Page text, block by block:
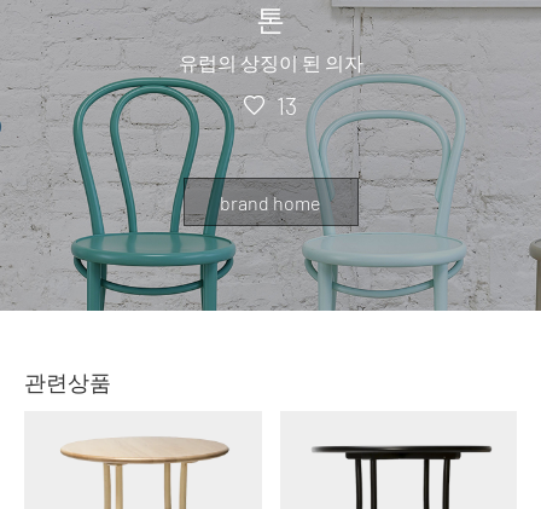
톤
유럽의 상징이 된 의자
13
brand home
관련상품